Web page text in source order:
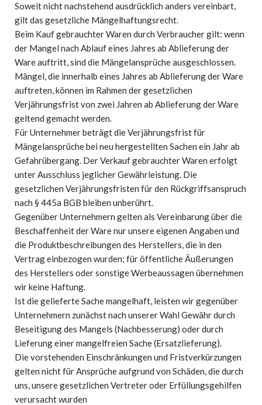
Soweit nicht nachstehend ausdrücklich anders vereinbart,
gilt das gesetzliche Mängelhaftungsrecht.
Beim Kauf gebrauchter Waren durch Verbraucher gilt: wenn
der Mangel nach Ablauf eines Jahres ab Ablieferung der
Ware auftritt, sind die Mängelansprüche ausgeschlossen.
Mängel, die innerhalb eines Jahres ab Ablieferung der Ware
auftreten, können im Rahmen der gesetzlichen
Verjährungsfrist von zwei Jahren ab Ablieferung der Ware
geltend gemacht werden.
Für Unternehmer beträgt die Verjährungsfrist für
Mängelansprüche bei neu hergestellten Sachen ein Jahr ab
Gefahrübergang. Der Verkauf gebrauchter Waren erfolgt
unter Ausschluss jeglicher Gewährleistung. Die
gesetzlichen Verjährungsfristen für den Rückgriffsanspruch
nach § 445a BGB bleiben unberührt.
Gegenüber Unternehmern gelten als Vereinbarung über die
Beschaffenheit der Ware nur unsere eigenen Angaben und
die Produktbeschreibungen des Herstellers, die in den
Vertrag einbezogen wurden; für öffentliche Äußerungen
des Herstellers oder sonstige Werbeaussagen übernehmen
wir keine Haftung.
Ist die gelieferte Sache mangelhaft, leisten wir gegenüber
Unternehmern zunächst nach unserer Wahl Gewähr durch
Beseitigung des Mangels (Nachbesserung) oder durch
Lieferung einer mangelfreien Sache (Ersatzlieferung).
Die vorstehenden Einschränkungen und Fristverkürzungen
gelten nicht für Ansprüche aufgrund von Schäden, die durch
uns, unsere gesetzlichen Vertreter oder Erfüllungsgehilfen
verursacht wurden